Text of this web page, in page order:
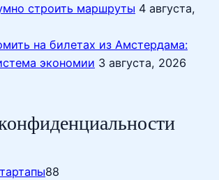
строить маршруты 4 августа,
на билетах из Амстердама:
экономии 3 августа, 2026
88